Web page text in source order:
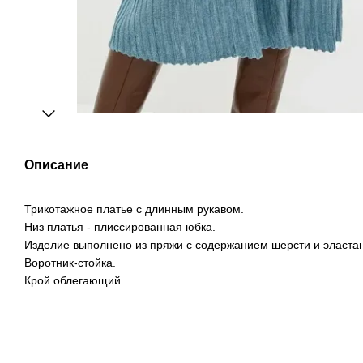
Описание
Трикотажное платье с длинным рукавом.
Низ платья - плиссированная юбка.
Изделие выполнено из пряжи с содержанием шерсти и
Воротник-стойка.
Крой облегающий.